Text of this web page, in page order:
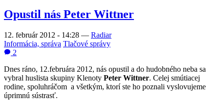
Opustil nás Peter Wittner
12. február 2012 - 14:28 — Radiar
Informácia, správa Tlačové správy
2
Dnes ráno, 12.februára 2012, nás opustil a do hudobného neba sa
vybral huslista skupiny Klenoty Peter Wittner. Celej smútiacej
rodine, spoluhráčom a všetkým, ktorí ste ho poznali vyslovujeme
úprimnú sústrasť.